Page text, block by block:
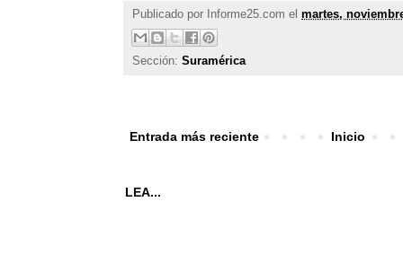
Publicado por Informe25.com el martes,
Sección: Suramérica
Entrada más reciente Inicio
LEA...